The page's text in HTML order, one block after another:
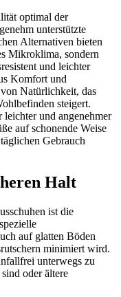
optimal der
unterstützte
Alternativen bieten
Mikroklima, sondern
und leichter
Komfort und
Natürlichkeit, das
steigert.
und angenehmer
auf schonende Weise
Gebrauch
Halt
ist die
auf glatten Böden
minimiert wird.
unterwegs zu
oder ältere